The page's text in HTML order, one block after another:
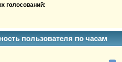
голосований:
пользователя по часам